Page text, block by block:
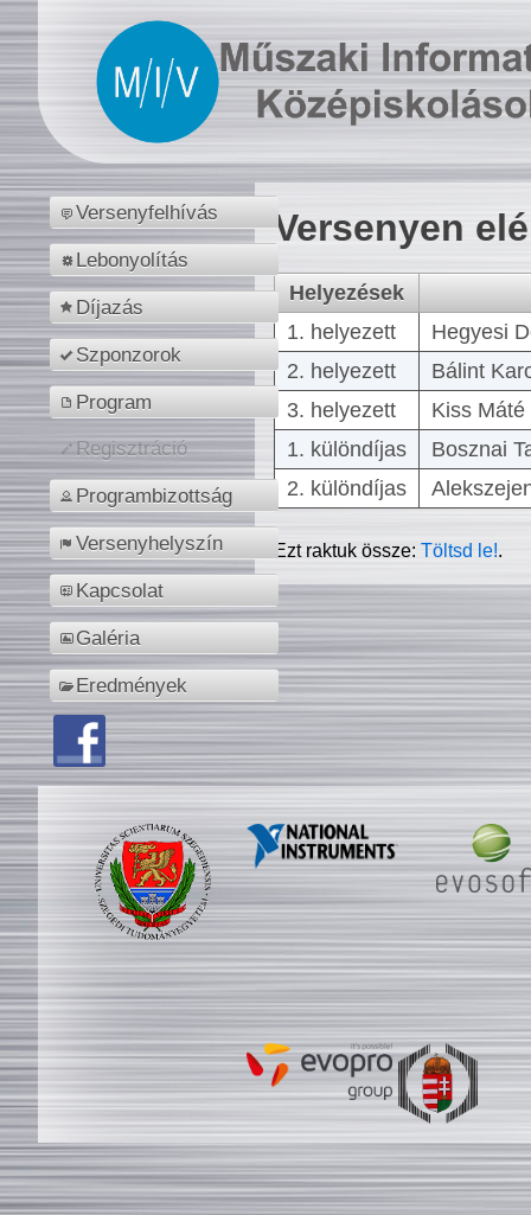
Versenyfelhívás
Lebonyolítás
Díjazás
Szponzorok
Program
Regisztráció
Programbizottság
Versenyhelyszín
Kapcsolat
Galéria
Eredmények
Versenyen
Helyezések
1. helyezett
Hegyesi
2. helyezett
Bálint
3. helyezett
Kiss
1. különdíjas
Bosznai
2. különdíjas
Ezt raktuk össze:Töltsd le!.